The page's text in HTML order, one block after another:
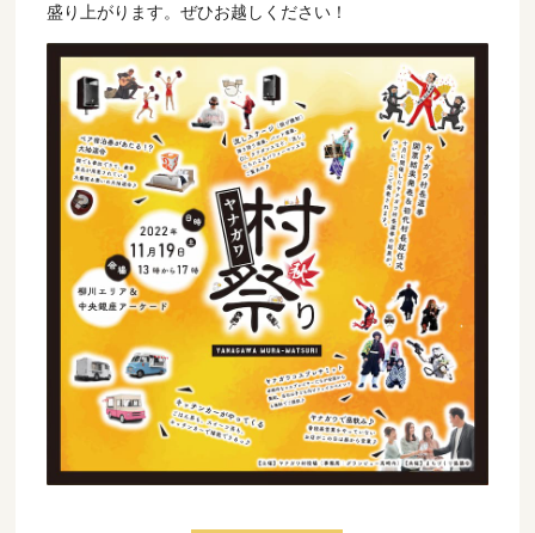
盛り上がります。ぜひお越しください！